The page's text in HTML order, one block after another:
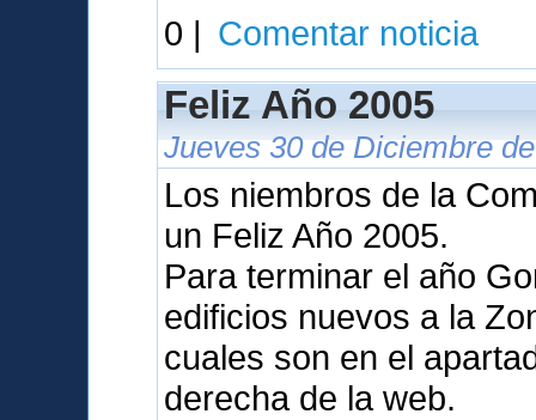
0 | Comentar noticia
Feliz Año 2005
Jueves 30 de Diciembre
Los niembros de la
un Feliz Año 2005.
Para terminar el año
edificios nuevos a la
cuales son en el
derecha de la web.